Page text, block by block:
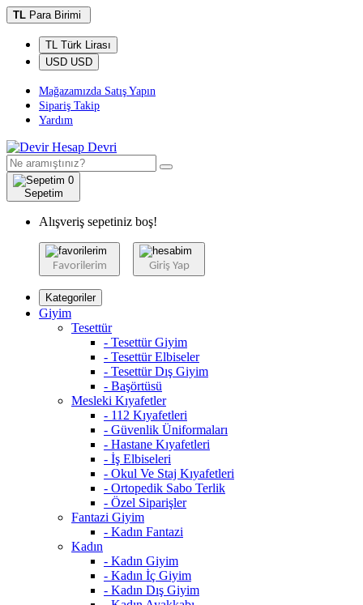
TL Para Birimi
TL Türk Lirası
USD USD
Mağazamızda Satış Yapın
Sipariş Takip
Yardım
0
Sepetim
Alışveriş sepetiniz boş!
Favorilerim Giriş Yap
Kategoriler
Giyim
Tesettür
- Tesettür Giyim
- Tesettür Elbiseler
- Tesettür Dış Giyim
- Başörtüsü
Mesleki Kıyafetler
- 112 Kıyafetleri
- Güvenlik Üniformaları
- Hastane Kıyafetleri
- İş Elbiseleri
- Okul Ve Staj Kıyafetleri
- Ortopedik Sabo Terlik
- Özel Siparişler
Fantazi Giyim
- Kadın Fantazi
Kadın
- Kadın Giyim
- Kadın İç Giyim
- Kadın Dış Giyim